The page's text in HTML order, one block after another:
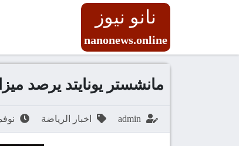
نانو نيوز
nanonews.online
مانشستر يونايتد يرصد
admin اخبار الرياضة نوفمبر